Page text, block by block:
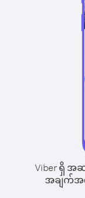
Viber ရှိ
အချက်အလ